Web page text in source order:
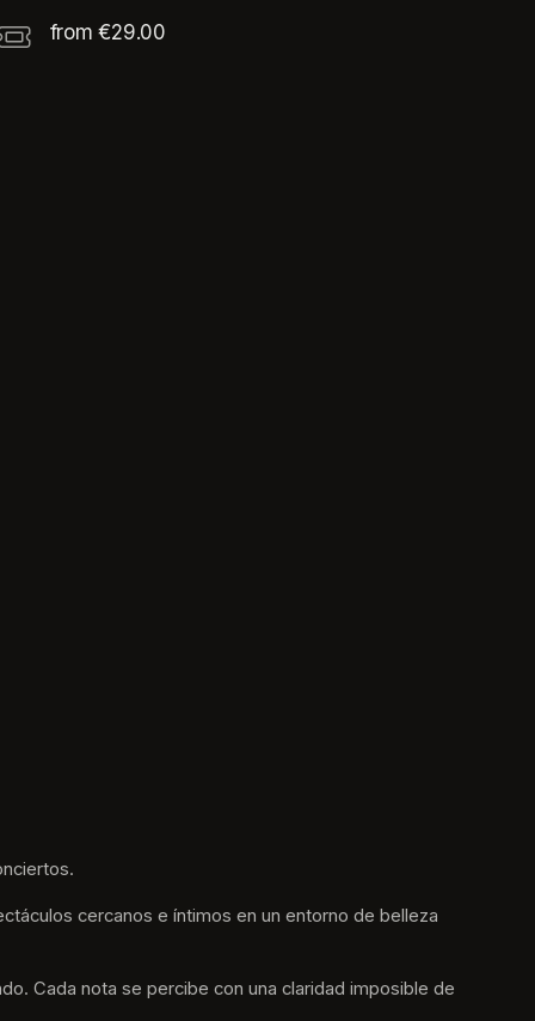
from €29.00
cercanos e íntimos en un entorno de belleza
Cada nota se percibe con una claridad imposible de